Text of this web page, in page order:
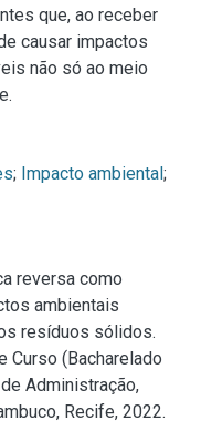
que, ao receber
causar impactos
não só ao meio
; Impacto ambiental;
reversa como
ambientais
resíduos sólidos.
Curso (Bacharelado
Administração,
Recife, 2022.